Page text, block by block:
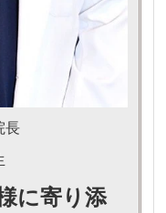
長
に寄り添